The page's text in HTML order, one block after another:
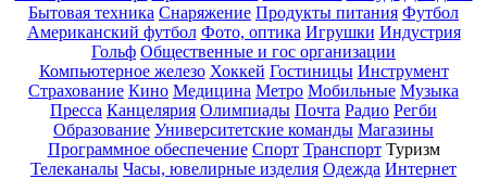
Бытовая техника Снаряжение Продукты питания Футбол
Американский футбол Фото, оптика Игрушки Индустрия
Гольф Общественные и гос организации
Компьютерное железо Хоккей Гостиницы Инструмент
Страхование Кино Медицина Метро Мобильные Музыка
Пресса Канцелярия Олимпиады Почта Радио Регби
Образование Университетские команды Магазины
Программное обеспечение Спорт Транспорт Туризм
Телеканалы Часы, ювелирные изделия Одежда Интернет